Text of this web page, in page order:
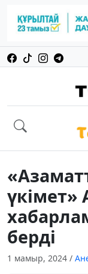
үкімет»
берді
1 мамыр, 2024 /